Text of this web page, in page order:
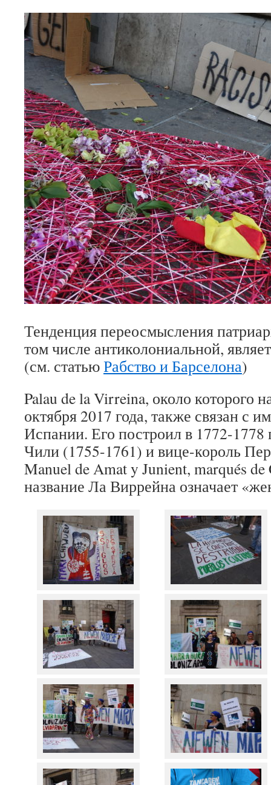
Тенденция переосмысления
том числе антиколониальной,
(см. статьюРабство и Барселона)
Palau de la Virreina, около которого
октября 2017 года, также связан с
Испании. Его построил в 1772-1778
Чили (1755-1761) и вице-король
Manuel de Amat y Junient, marqués
название Ла Виррейна означает